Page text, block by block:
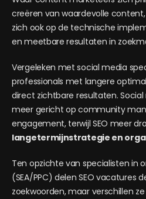
creëren van waardevolle
zich ook op de technische
en meetbare resultaten in
Vergeleken met social media
professionals met langere
direct zichtbare resultaten.
meer gericht op community
engagement, terwijl SEO meer
langetermijnstrategie en
Ten opzichte van specialisten in
(SEA/PPC) delen SEO vacatures
zoekwoorden, maar verschillen